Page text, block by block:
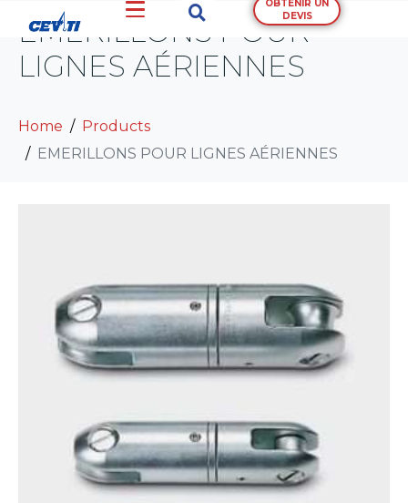
OBTENIR UN
DEVIS
EMERILLONS POUR
LIGNES AÉRIENNES
Home
Products
EMERILLONS POUR LIGNES AÉRIENNES